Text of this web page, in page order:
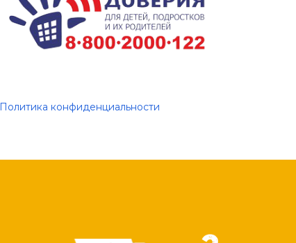
Политика конфиденциальности